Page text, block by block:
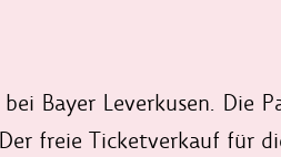
Bayer Leverkusen. Die
freie Ticketverkauf für